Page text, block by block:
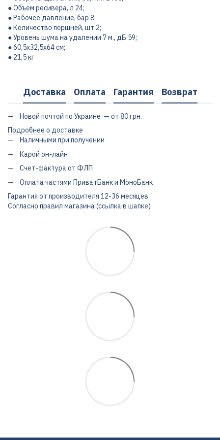
● Объем ресивера, л 24;
● Рабочее давление, бар 8;
● Количество поршней, шт 2;
● Уровень шума на удалении 7 м., дБ 59;
● 60,5х32,5х64 см;
● 21,5 кг
Доставка Оплата Гарантия Возврат
Новой почтой по Украине — от 80 грн.
Подробнее о доставке
Наличными при получении
Карой он-лайн
Счет-фактура от ФЛП
Оплата частями ПриватБанк и МоноБанк
Гарантия от производителя 12-36 месяцев
Согласно правил магазина (ссылка в шапке)